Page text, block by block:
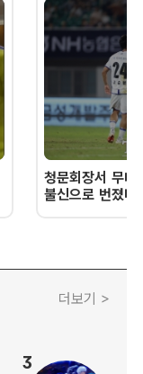
청문회장서 무너
불신으로 번졌
더보기 >
3